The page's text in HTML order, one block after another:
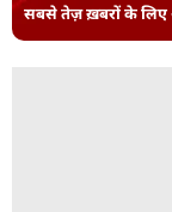
सबसे तेज़ ख़बरों के